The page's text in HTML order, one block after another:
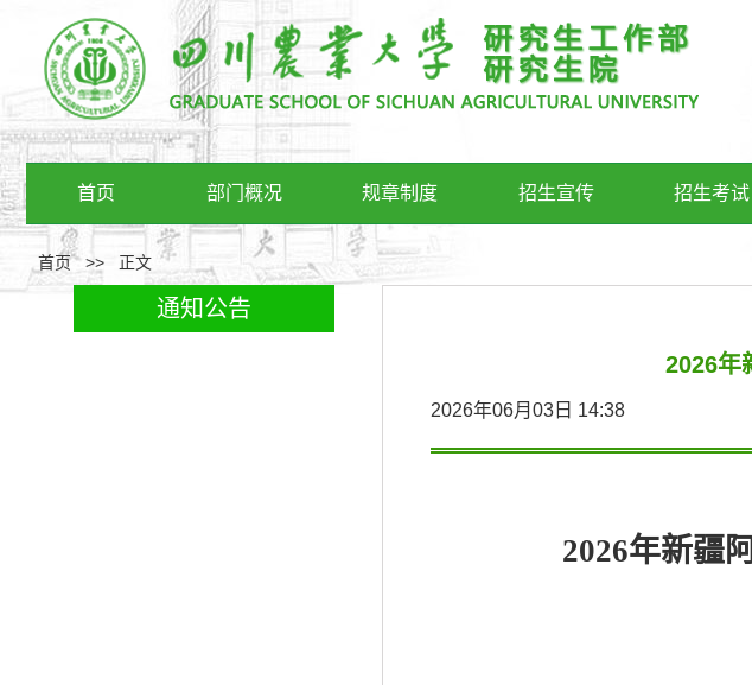
首页 部门概况 规章制度 招生宣传 招生考试
首页>> 正文
通知公告
2026年
2026年06月03日 14:38
2026年新疆